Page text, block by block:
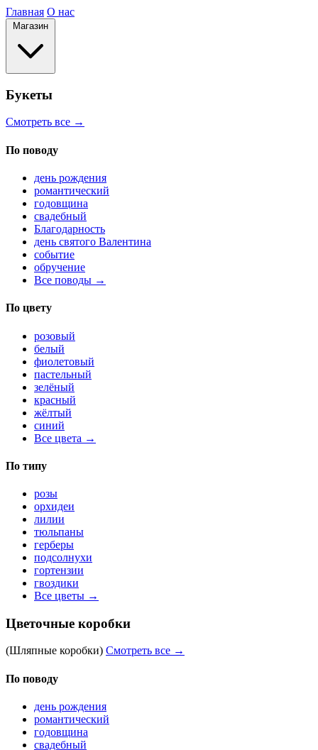
Главная О нас
Магазин
Букеты
Смотреть все →
По поводу
день рождения
романтический
годовщина
свадебный
Благодарность
день святого Валентина
событие
обручение
Все поводы →
По цвету
розовый
белый
фиолетовый
пастельный
зелёный
красный
жёлтый
синий
Все цвета →
По типу
розы
орхидеи
лилии
тюльпаны
герберы
подсолнухи
гортензии
гвоздики
Все цветы →
Цветочные коробки
(Шляпные коробки) Смотреть все →
По поводу
день рождения
романтический
годовщина
свадебный